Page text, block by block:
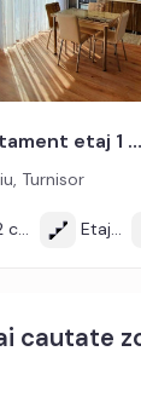
Apartament etaj 1 cu 2 camere balcon lift parcare boxa Turnisor Sibiu
Turnisor
Etaj 1/3
cautate